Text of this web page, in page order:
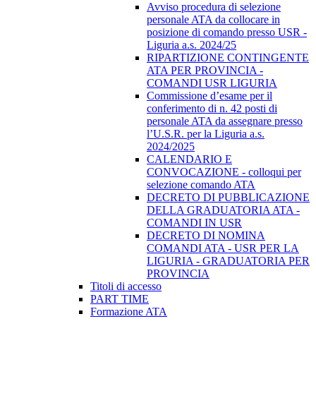
Avviso procedura di selezione
personale ATA da collocare in
posizione di comando presso USR -
Liguria a.s. 2024/25
RIPARTIZIONE CONTINGENTE
ATA PER PROVINCIA -
COMANDI USR LIGURIA
Commissione d’esame per il
conferimento di n. 42 posti di
personale ATA da assegnare presso
l’U.S.R. per la Liguria a.s.
2024/2025
CALENDARIO E
CONVOCAZIONE - colloqui per
selezione comando ATA
DECRETO DI PUBBLICAZIONE
DELLA GRADUATORIA ATA -
COMANDI IN USR
DECRETO DI NOMINA
COMANDI ATA - USR PER LA
LIGURIA - GRADUATORIA PER
PROVINCIA
Titoli di accesso
PART TIME
Formazione ATA